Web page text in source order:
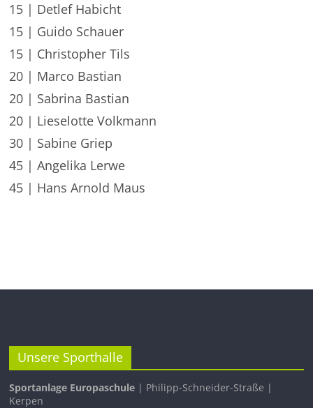
15 | Detlef Habicht
15 | Guido Schauer
15 | Christopher Tils
20 | Marco Bastian
20 | Sabrina Bastian
20 | Lieselotte Volkmann
30 | Sabine Griep
45 | Angelika Lerwe
45 | Hans Arnold Maus
Unsere Sporthalle
Sportanlage Europaschule | Philipp-Schneider-Straße |
Kerpen